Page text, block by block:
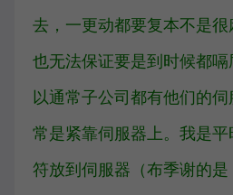
去，一更动都要复本不是
也无法保证要是到时候都
以通常子公司都有他们的
常是紧靠伺服器上。我是
符放到伺服器（布季谢的是